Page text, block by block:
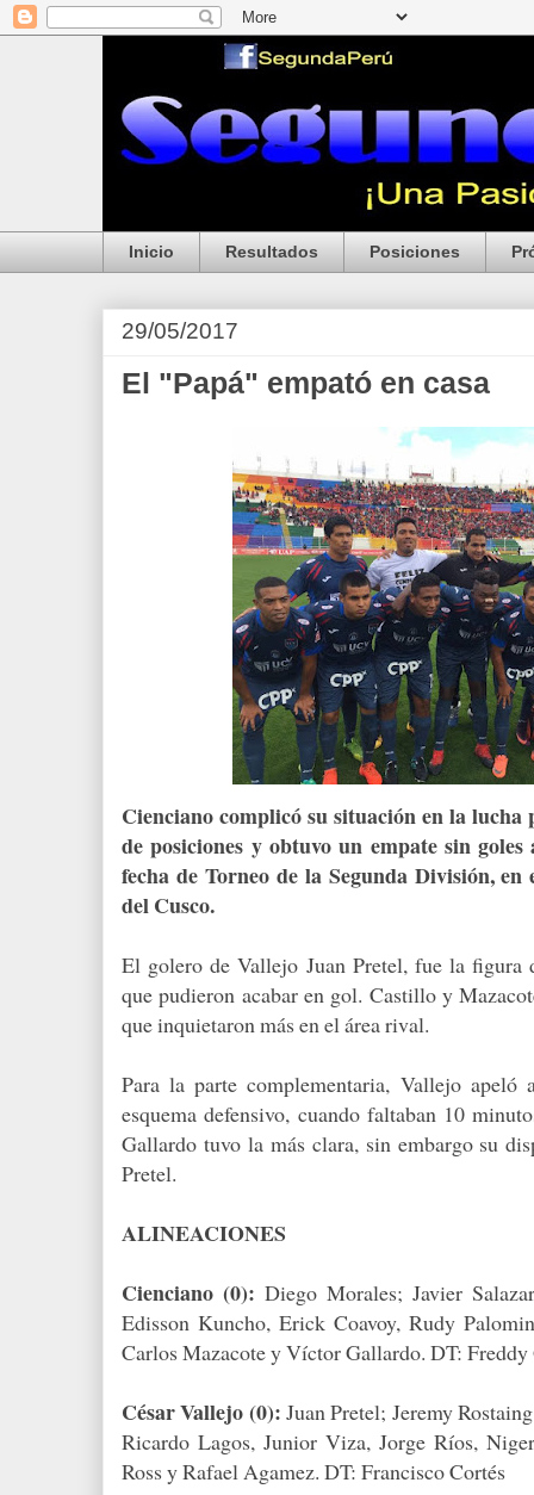
Inicio Resultados Posiciones
29/05/2017
El "Papá" empató en casa
Cienciano complicó su situación en la
de posiciones y obtuvo un empate sin
fecha de Torneo de la Segunda División,
del Cusco.
El golero de Vallejo Juan Pretel, fue la figura
que pudieron acabar en gol. Castillo y
que inquietaron más en el área rival.
Para la parte complementaria, Vallejo
esquema defensivo, cuando faltaban 10
Gallardo tuvo la más clara, sin embargo su
Pretel.
ALINEACIONES
Cienciano (0): Diego Morales; Javier
Edisson Kuncho, Erick Coavoy, Rudy
Carlos Mazacote y Víctor Gallardo. DT: Freddy
César Vallejo (0): Juan Pretel; Jeremy
Ricardo Lagos, Junior Viza, Jorge Ríos,
Ross y Rafael Agamez. DT: Francisco Cortés